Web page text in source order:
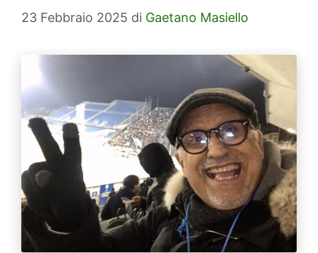
23 Febbraio 2025 di Gaetano Masiello